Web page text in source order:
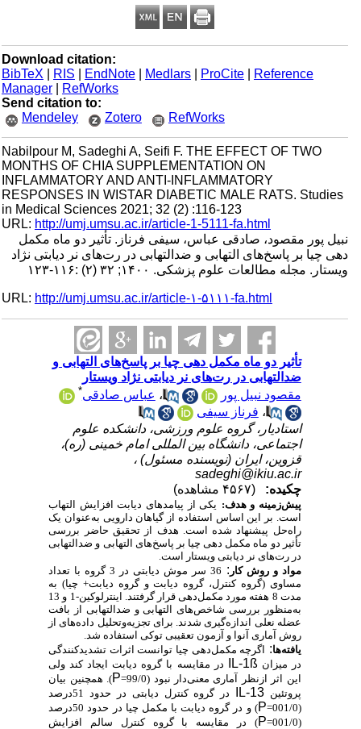
Download citation:
BibTeX
| RIS |EndNote |Medlars |ProCite |Reference
Manager
|RefWorks
Send citation to:
Mendeley
Zotero RefWorks
Nabilpour M, Sadeghi A, Seifi F. THE EFFECT OF TWO
MONTHS OF CHIA SUPPLEMENTATION ON
INFLAMMATORY AND ANTI-INFLAMMATORY
RESPONSES IN WISTAR DIABETIC MALE RATS. Studies
in Medical Sciences 2021; 32 (2) :116-123
URL:http://umj.umsu.ac.ir/article-1-5111-fa.html
نبیل پور مقصود، صادقی عباس، سیفی فرناز. تأثیر دو ماه مکمل
دهی چیا بر پاسخ‌های التهابی و ضدالتهابی در رت‌های نر دیابتی نژاد
ویستار. مجله مطالعات علوم پزشکی. ۱۴۰۰; ۳۲ (۲) :۱۱۶-۱۲۳
URL:http://umj.umsu.ac.ir/article-۱-۵۱۱۱-fa.html
تأثیر دو ماه مکمل دهی چیا بر پاسخ‌های التهابی و
ضدالتهابی در رت‌های نر دیابتی نژاد ویستار
مقصود نبیل پور
،عباس صادقی
،فرناز سیفی
استادیار، گروه علوم ورزشی، دانشکده علوم
اجتماعی، دانشگاه بین المللی امام خمینی (ره)،
قزوین، ایران (نویسنده مسئول) ،
sadeghi@ikiu.ac.ir
چکیده:
پیش‌زمینه و هدف: یکی از پیامدهای دیابت افزایش التهاب
است. بر این اساس استفاده از گیاهان دارویی به‌عنوان یک
ه‌ حل پیشنهاد شده است. هدف از تحقیق حاضر بررسی
تأثیر دو ماه مکمل دهی چیا بر پاسخ‌های التهابی و ضدالتهابی
در رت‌های نر دیابتی ویستار است.
مواد و روش‌ کار:
36 سر موش دیابتی در 3 گروه با تعداد
مساوی (گروه کنترل، گروه دیابت و گروه دیابت+ چیا) به
مدت 8 هفته مورد مکمل‌دهی قرار گرفتند. اینترلوکین-1 و 13
به‌منظور بررسی شاخص‌های التهابی و ضدالتهابی از بافت
عضله نعلی اندازه‌گیری شدند. برای تجزیه‌وتحلیل داده‌های از
روش آماری آنوا و آزمون تعقیبی توکی استفاده شد.
یافته‌ها:اگرچه مکمل‌دهی چیا توانست اثرات تشدیدکنندگی
در میزانIL-1ßدر مقایسه با گروه دیابت ایجاد کند ولی
این اثر ازنظر آماری معنی‌دار نبود (99/0=
P). همچنین بیان
پروتئینIL-13
در گروه کنترل دیابتی در حدود 51درصد
P
) و در گروه دیابت با مکمل چیا در حدود 50درصد
P) در مقایسه با گروه کنترل سالم افزایش